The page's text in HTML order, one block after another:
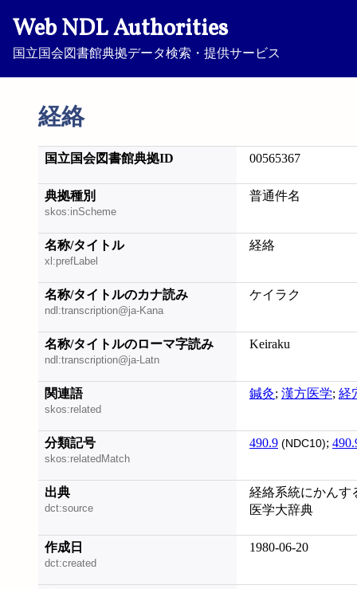
Web NDL Authorities
国立国会図書館典拠データ検索・提供サービス
経絡
国立国会図書館典拠ID 00565367
典拠種別
skos:inScheme
普通件名
名称/タイトル
xl:prefLabel
経絡
名称/タイトルのカナ読み
ndl:transcription@ja-Kana
ケイラク
名称/タイトルのローマ字読み
ndl:transcription@ja-Latn
Keiraku
関連語
skos:related
鍼灸; 漢方医学; 経
分類記号
skos:relatedMatch
490.9 (NDC10);
出典
dct:source
経絡系統にかんす
医学大辞典
作成日
dct:created
1980-06-20